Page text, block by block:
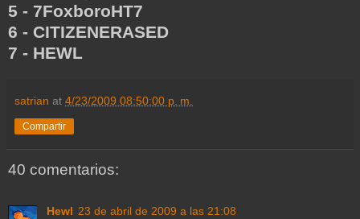
5 - 7FoxboroHT7
6 - CITIZENERASED
7 - HEWL
satrian at 4/23/2009 08:50:00 p. m.
Compartir
40 comentarios:
Hewl 23 de abril de 2009 a las 21:08